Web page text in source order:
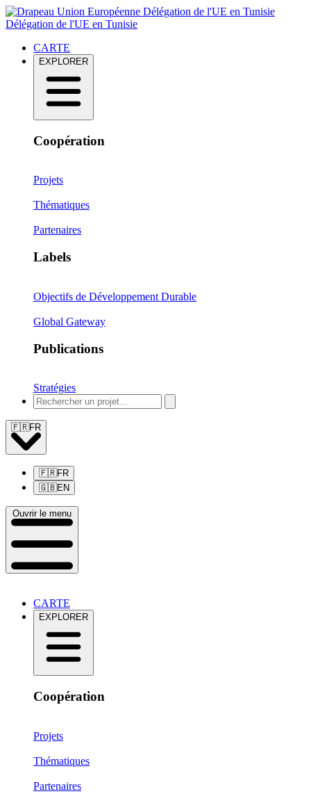
Délégation de l'UE en Tunisie
Délégation de l'UE en Tunisie
CARTE
EXPLORER
Coopération
Projets
Thématiques
Partenaires
Labels
Objectifs de Développement Durable
Global Gateway
Publications
Stratégies
🇫🇷FR
🇫🇷FR
🇬🇧EN
Ouvrir le menu
CARTE
EXPLORER
Coopération
Projets
Thématiques
Partenaires